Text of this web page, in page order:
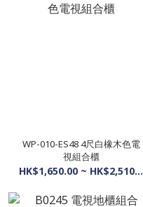
WP-010-ES48 4尺白橡木色電
視組合櫃
HK$1,650.00 ~ HK$2,510.00